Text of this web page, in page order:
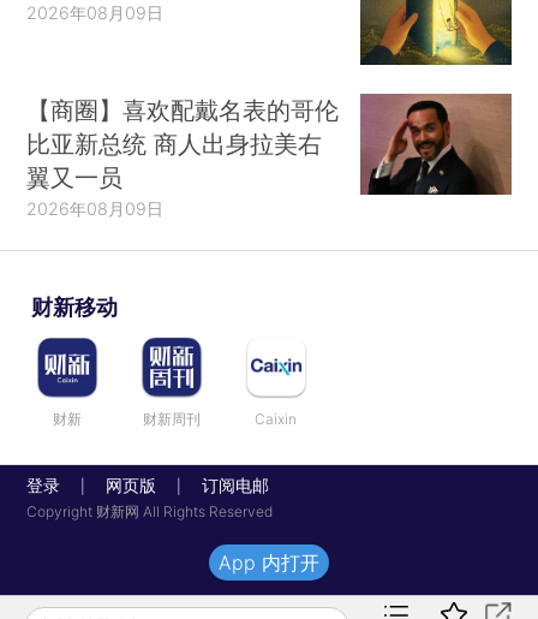
2026年08月09日
【商圈】喜欢配戴名表的哥伦
比亚新总统 商人出身拉美右
翼又一员
2026年08月09日
财新移动
财新 财新周刊 Caixin
登录 网页版 订阅电邮
Copyright 财新网 All Rights Reserved
App 内打开